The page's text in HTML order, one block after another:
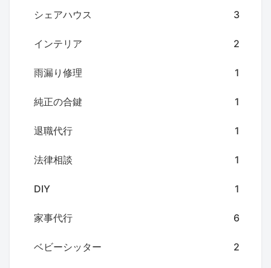
シェアハウス 3
インテリア 2
雨漏り修理 1
純正の合鍵 1
退職代行 1
法律相談 1
DIY 1
家事代行 6
ベビーシッター 2